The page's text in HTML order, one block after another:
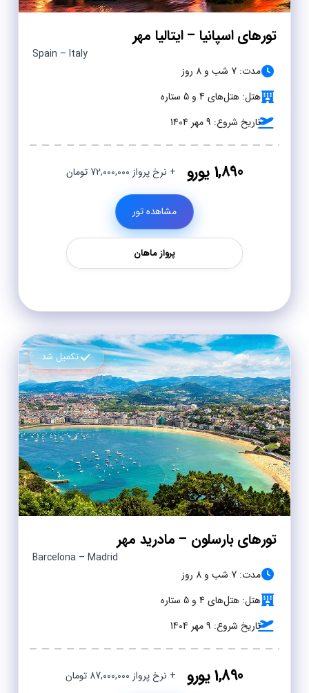
1,890 یورو + نرخ پرواز 72,000,000 تومان
مشاهده تور
پرواز ماهان
تورهای اسپانیا – ایتالیا مهر
Spain – Italy
مدت: 7 شب و 8 روز
هتل: هتل‌های 4 و 5 ستاره
تاریخ شروع: 9 مهر 1404
1,890 یورو + نرخ پرواز 87,000,000 تومان
تورهای بارسلون – مادرید مهر
Barcelona – Madrid
مدت: 7 شب و 8 روز
هتل: هتل‌های 4 و 5 ستاره
تاریخ شروع: 9 مهر 1404
تکمیل شد